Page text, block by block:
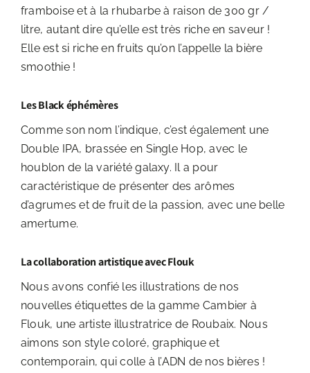
framboise et à la rhubarbe à raison de 300 gr /
litre, autant dire qu’elle est très riche en saveur !
Elle est si riche en fruits qu’on l’appelle la bière
smoothie !
Les Black éphémères
Comme son nom l’indique, c’est également une
Double IPA, brassée en Single Hop, avec le
houblon de la variété galaxy. Il a pour
caractéristique de présenter des arômes
d’agrumes et de fruit de la passion, avec une belle
amertume.
La collaboration artistique avec Flouk
Nous avons confié les illustrations de nos
nouvelles étiquettes de la gamme Cambier à
Flouk, une artiste illustratrice de Roubaix. Nous
aimons son style coloré, graphique et
contemporain, qui colle à l’ADN de nos bières !